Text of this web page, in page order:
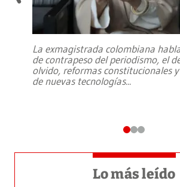
La exmagistrada colombiana
de contrapeso del periodismo, el
olvido, reformas constitucionales
de nuevas tecnologías...
Lo más leído